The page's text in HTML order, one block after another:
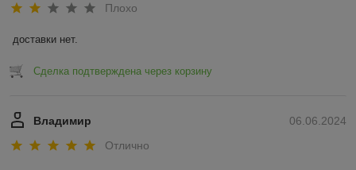
Плохо
доставки нет.
Сделка подтверждена через корзину
06.06.2024
Владимир
Отлично